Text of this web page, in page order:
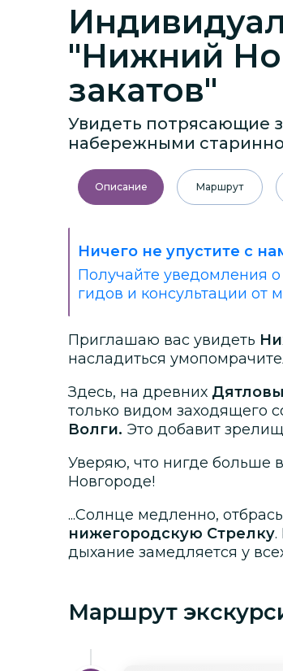
"Нижний
закатов"
Увидеть потрясающие
набережными
Описание Маршрут
Ничего не упустите с
Получайте уведомления
гидов и консультации от
Приглашаю вас увидеть
насладиться
Здесь, на древних
только видом заходящего
Волги. Это добавит
Уверяю, что нигде больше
Новгороде!
...Солнце медленно,
нижегородскую Стрелку.
дыхание замедляется у
Маршрут